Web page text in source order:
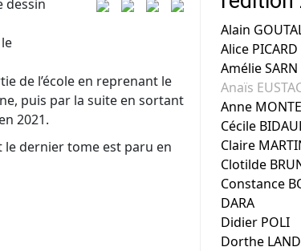
dessin
de l’école en reprenant le
puis par la suite en sortant
2021.
dernier tome est paru en
Alain
Alice PICARD
Amélie SARN
Anaïs
Anne
Cécile
Claire
Clotilde
Constance
DARA
Didier POLI
Dorthe